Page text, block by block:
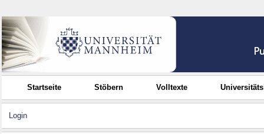
Startseite Stöbern Volltexte
Login